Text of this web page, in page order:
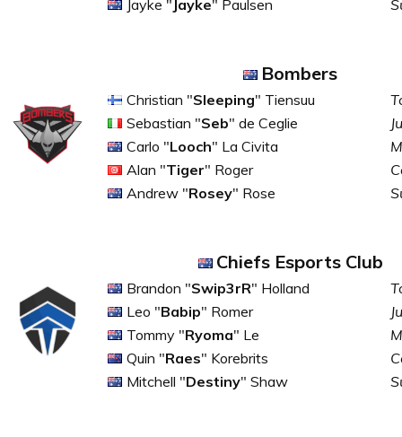
Jayke " Jayke" Paulsen
Bombers
Christian "Sleeping" Tiensuu
Sebastian "Seb" de Ceglie
Carlo "Looch" La Civita
Alan "Tiger" Roger
Andrew "Rosey" Rose
Chiefs Esports Club
Brandon "Swip3rR" Holland
Leo "Babip" Romer
Tommy "Ryoma" Le
Quin "Raes" Korebrits
Mitchell "Destiny" Shaw